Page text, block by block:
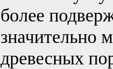
более
значительно
древесных